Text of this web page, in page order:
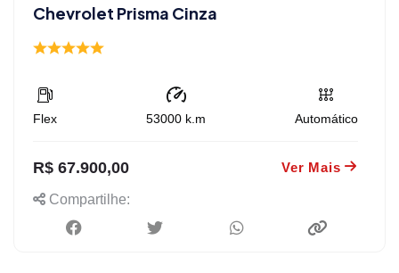
Chevrolet Prisma Cinza
Flex 53000 k.m Automático
R$ 67.900,00 Ver Mais
Compartilhe: